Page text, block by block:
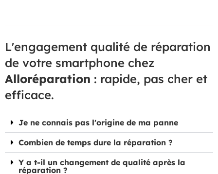
L'engagement qualité de réparation
de votre smartphone chez
Alloréparation : rapide, pas cher et
efficace.
Je ne connais pas l'origine de ma panne
Combien de temps dure la réparation ?
Y a t-il un changement de qualité après la
réparation ?